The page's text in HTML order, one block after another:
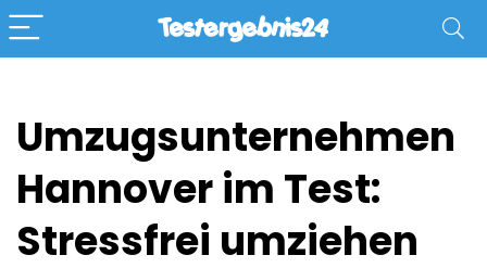
Umzugsunternehmen
Hannover im Test:
Stressfrei umziehen